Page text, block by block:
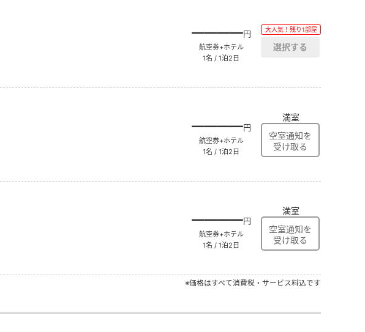
――――円
航空券+ホテル
1名 / 1泊2日
大人気！残り1部屋
――――円
航空券+ホテル
1名 / 1泊2日
満室
――――円
航空券+ホテル
1名 / 1泊2日
満室
※価格はすべて消費税・サービス料込です